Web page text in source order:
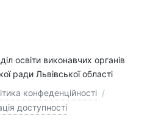
освіти виконавчих органів
ради Львівської області
конфеденційності /
доступності